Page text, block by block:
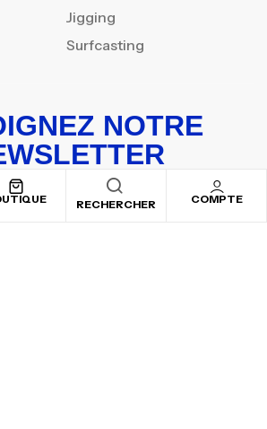
RECHERCHER COMPTE
Jigging
Surfcasting
NOTRE
recevoir nos offres spéciales